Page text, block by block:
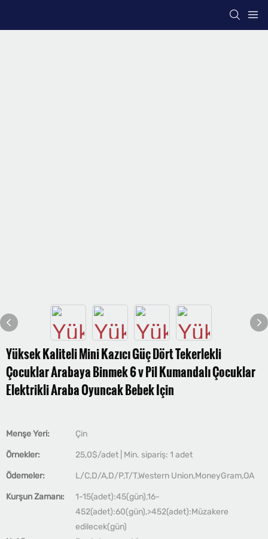
Yüksek Kaliteli Mini Kazıcı Güç Dört Tekerlekli
Çocuklar Arabaya Binmek 6 v Pil Kumandalı Çocuklar
Elektrikli Araba Oyuncak Bebek Için
Menşe Yeri: Çin
Örnekler: 25,0$/adet | Min. sipariş: 1 adet
Ödemeler: L/C,D/A,D/P,T/T,Western Union,MoneyGram,OA
Kurşun Zamanı:
1-15(adet):45(gün),16-
452(adet):60(gün),>452(adet):Müzakere
edilecek(gün)